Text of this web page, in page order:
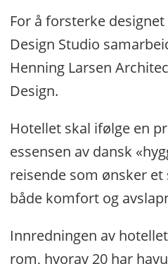
For å forsterke
Design Studio
Henning Larsen
Design.
Hotellet skal ifølge en
essensen av dansk
reisende som ønsker
både komfort og
Innredningen av
rom, hvorav 20 har